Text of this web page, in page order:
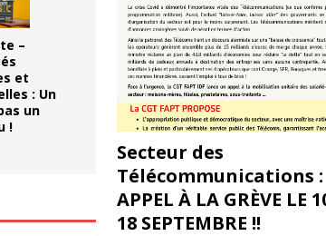
SECTEUR POSTAL
augmentations pour les salariéS !!!
SECTEUR
de la Direction Commerciale DDCE/Télévente :
: Un droit, pas un cadeau !
SECTEUR
–
et
: Un
un
!
Secteur des
Télécommunications :
APPEL À LA GRÈVE LE
18 SEPTEMBRE !!